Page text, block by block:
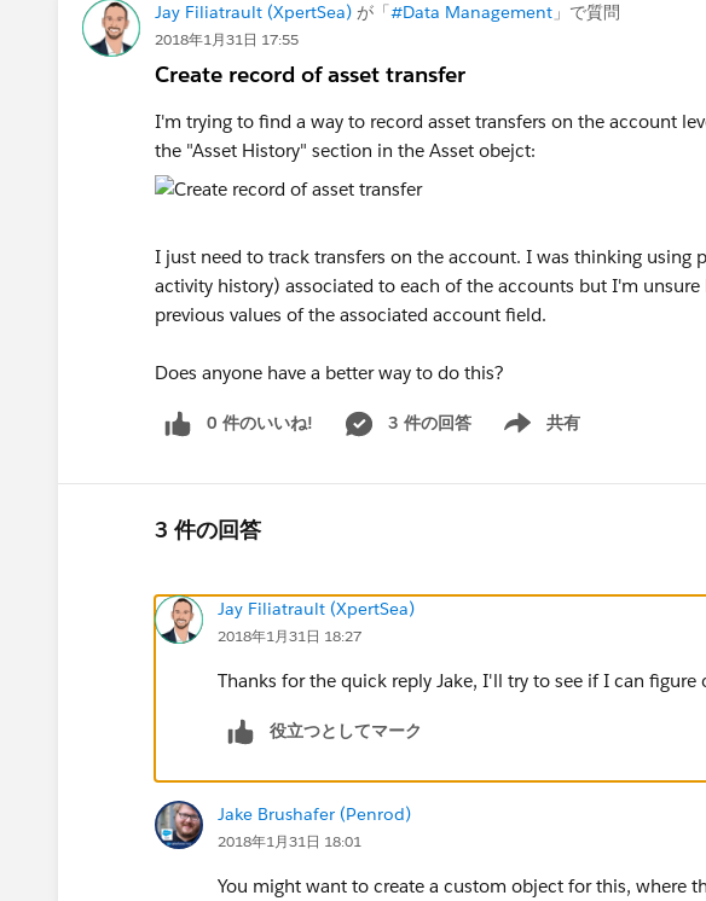
Jay Filiatrault (XpertSea) が「#Data Management 」で質問
2018年1月31日 17:55
Create record of asset transfer
I'm trying to find a way to record asset transfers on the account
the "Asset History" section in the Asset obejct:
I just need to track transfers on the account. I was thinking using
activity history) associated to each of the accounts but I'm
previous values of the associated account field.
Does anyone have a better way to do this?
0 件のいいね! 3 件の回答 共有
Show menu
3 件の回答
Jay Filiatrault (XpertSea)
2018年1月31日 18:27
Thanks for the quick reply Jake, I'll try to see if I can
役立つとしてマーク
Jake Brushafer (Penrod)
2018年1月31日 18:01
You might want to create a custom object for this, where